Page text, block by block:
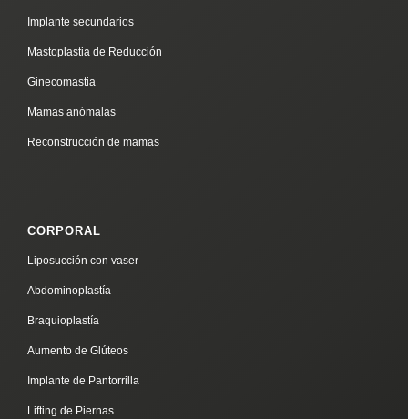
Implante secundarios
Mastoplastia de Reducción
Ginecomastia
Mamas anómalas
Reconstrucción de mamas
CORPORAL
Liposucción con vaser
Abdominoplastía
Braquioplastía
Aumento de Glúteos
Implante de Pantorrilla
Lifting de Piernas